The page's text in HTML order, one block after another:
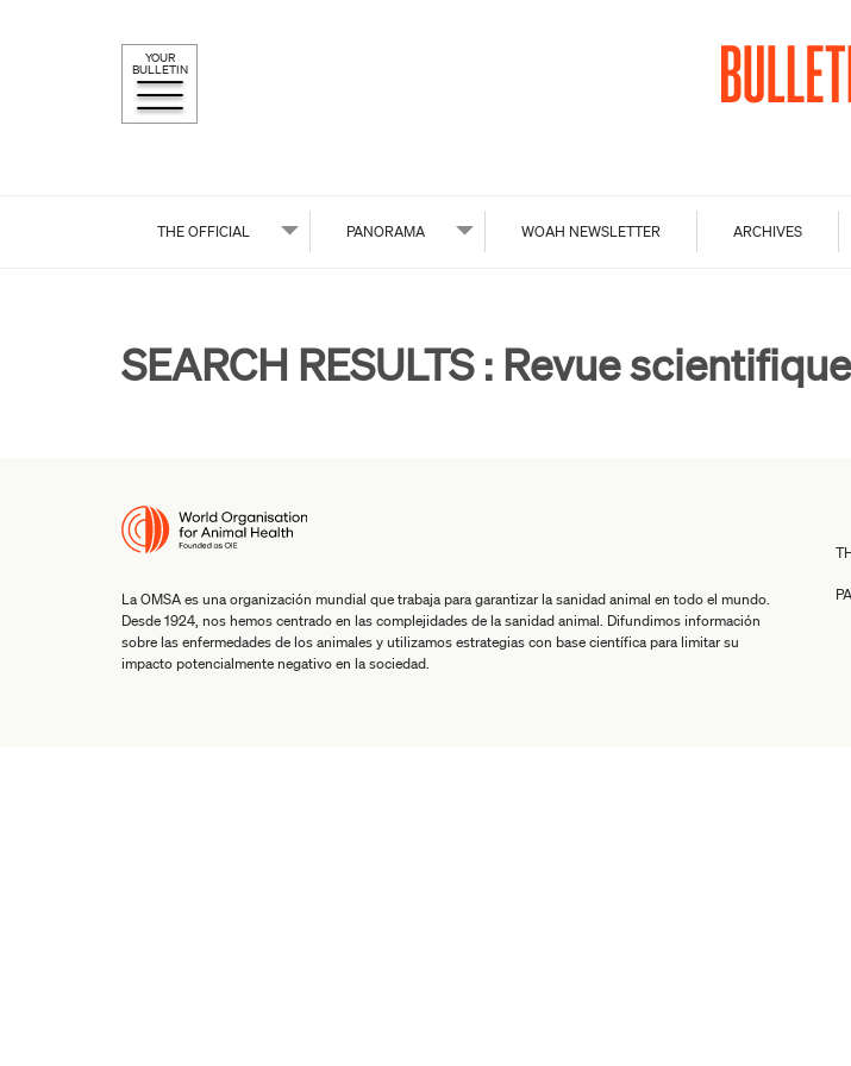
YOUR
BULLETIN
THE OFFICIAL PANORAMA WOAH NEWSLETTER ARCHIVES
SEARCH RESULTS : Revue
La OMSA es una organización mundial que trabaja para garantizar la sanidad animal en todo el mundo.
Desde 1924, nos hemos centrado en las complejidades de la sanidad animal. Difundimos información
sobre las enfermedades de los animales y utilizamos estrategias con base científica para limitar su
impacto potencialmente negativo en la sociedad.